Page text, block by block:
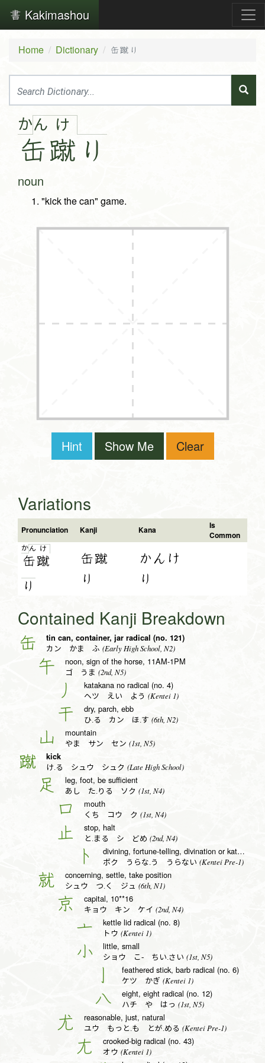
Kakimashou
Home Dictionary 缶蹴り
かん
缶
け
蹴 り
noun
"kick the can" game.
Hint Show Me Clear
Variations
Pronunciation Kanji Kana
Is
Common
かん
缶
け
蹴
り
缶蹴
り
かんけ
り
Contained Kanji Breakdown
缶 tin can, container, jar radical (no. 121)
カン かま ふ (Early High School, N2)
午 noon, sign of the horse, 11AM-1PM
ゴ うま (2nd, N5)
丿 katakana no radical (no. 4)
ヘツ えい よう (Kentei 1)
干 dry, parch, ebb
ひ.る カン ほ.す (6th, N2)
山 mountain
やま サン セン (1st, N5)
蹴 kick
け.る シュウ シュク (Late High School)
足 leg, foot, be sufficient
あし た.りる ソク (1st, N4)
口 mouth
くち コウ ク (1st, N4)
止 stop, halt
と.まる シ どめ (2nd, N4)
卜 divining, fortune-telling, divination or katakana to radical (no. 25)
ボク うらな.う うらない (Kentei Pre-1)
就 concerning, settle, take position
シュウ つ.く ジュ (6th, N1)
京 capital, 10**16
キョウ キン ケイ (2nd, N4)
亠 kettle lid radical (no. 8)
トウ (Kentei 1)
小 little, small
ショウ こ- ちい.さい (1st, N5)
亅 feathered stick, barb radical (no. 6)
ケツ かぎ (Kentei 1)
八 eight, eight radical (no. 12)
ハチ や はっ (1st, N5)
尤 reasonable, just, natural
ユウ もっと.も とが.める (Kentei Pre-1)
尢 crooked-big radical (no. 43)
オウ (Kentei 1)